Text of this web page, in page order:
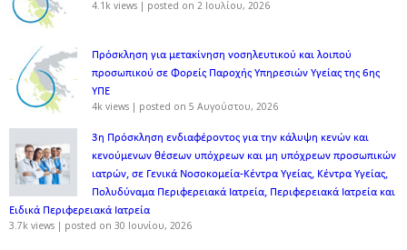
4.1k views | posted on 2 Ιουλίου, 2026
Πρόσκληση για μετακίνηση νοσηλευτικού και λοιπού
προσωπικού σε Φορείς Παροχής Υπηρεσιών Υγείας της 6ης
ΥΠΕ
4k views | posted on 5 Αυγούστου, 2026
3η Πρόσκληση ενδιαφέροντος για την κάλυψη κενών και
κενούμενων θέσεων υπόχρεων και μη υπόχρεων προσωπικών
ιατρών, σε Γενικά Νοσοκομεία-Κέντρα Υγείας, Κέντρα Υγείας,
Πολυδύναμα Περιφερειακά Ιατρεία, Περιφερειακά Ιατρεία και
Ειδικά Περιφερειακά Ιατρεία
3.7k views | posted on 30 Ιουνίου, 2026